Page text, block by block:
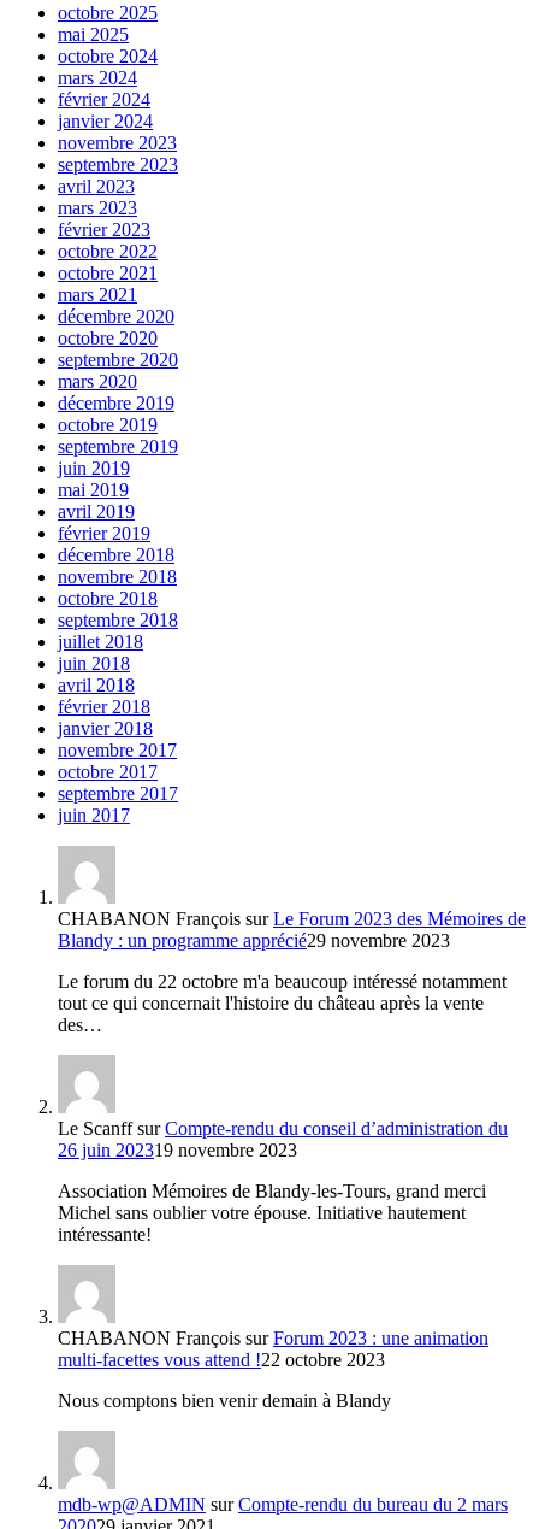
octobre 2025
mai 2025
octobre 2024
mars 2024
février 2024
janvier 2024
novembre 2023
septembre 2023
avril 2023
mars 2023
février 2023
octobre 2022
octobre 2021
mars 2021
décembre 2020
octobre 2020
septembre 2020
mars 2020
décembre 2019
octobre 2019
septembre 2019
juin 2019
mai 2019
avril 2019
février 2019
décembre 2018
novembre 2018
octobre 2018
septembre 2018
juillet 2018
juin 2018
avril 2018
février 2018
janvier 2018
novembre 2017
octobre 2017
septembre 2017
juin 2017
CHABANON François surLe Forum 2023 des Mémoires de
Blandy : un programme apprécié29 novembre 2023
Le forum du 22 octobre m'a beaucoup intéressé notamment
tout ce qui concernait l'histoire du château après la vente
des…
Le ScanffsurCompte-rendu du conseil d’administration du
26 juin 202319 novembre 2023
Association Mémoires de Blandy-les-Tours, grand merci
Michel sans oublier votre épouse. Initiative hautement
intéressante!
CHABANON François surForum 2023 : une animation
multi-facettes vous attend !22 octobre 2023
Nous comptons bien venir demain à Blandy
mdb-wp@ADMIN surCompte-rendu du bureau du 2 mars